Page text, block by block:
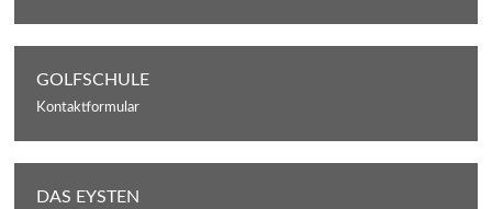
GOLFSCHULE
Kontaktformular
DAS EYSTEN